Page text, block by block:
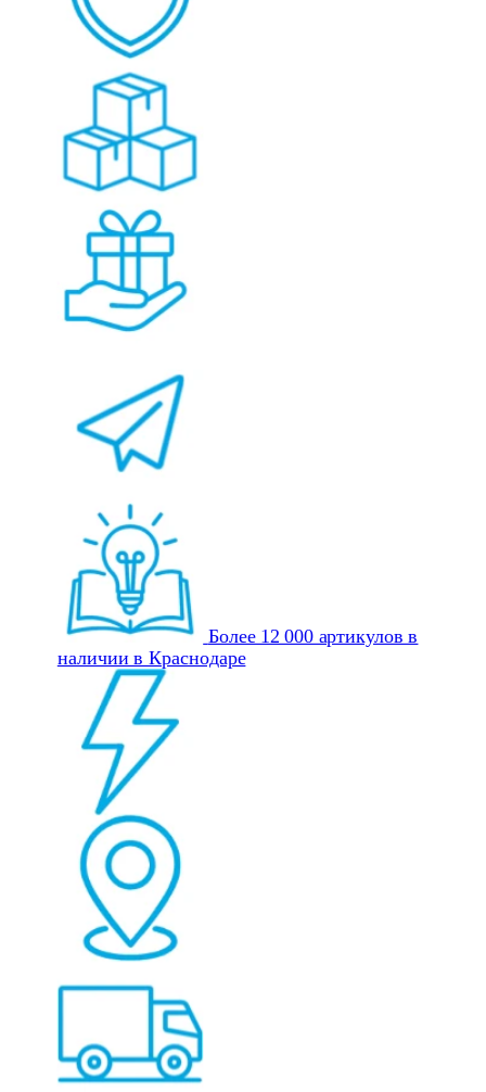
Более 12 000 артикулов в
наличии в Краснодаре